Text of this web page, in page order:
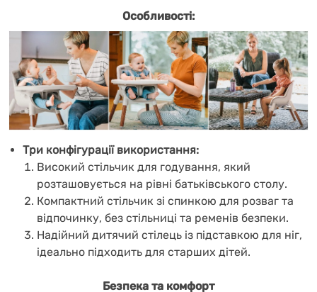
Особливості:
Три конфігурації використання:
Високий стільчик для годування, який
розташовується на рівні батьківського столу.
Компактний стільчик зі спинкою для розваг та
відпочинку, без стільниці та ременів безпеки.
Надійний дитячий стілець із підставкою для ніг,
ідеально підходить для старших дітей.
Безпека та комфорт